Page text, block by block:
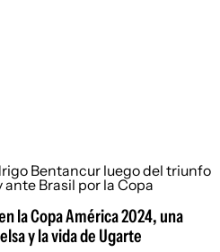
la Copa América 2024, una
y la vida de Ugarte